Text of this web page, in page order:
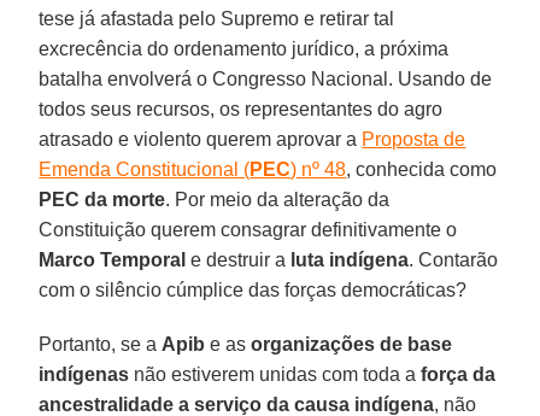
tese já afastada pelo Supremo e retirar tal
excrecência do ordenamento jurídico, a próxima
batalha envolverá o Congresso Nacional. Usando de
todos seus recursos, os representantes do agro
atrasado e violento querem aprovar a Proposta de
Emenda Constitucional (PEC) nº 48, conhecida como
PEC da morte. Por meio da alteração da
Constituição querem consagrar definitivamente o
Marco Temporal e destruir a luta indígena. Contarão
com o silêncio cúmplice das forças democráticas?
Portanto, se a Apib e asorganizações de base
indígenas não estiverem unidas com toda a força da
ancestralidade a serviço da causa indígena, não